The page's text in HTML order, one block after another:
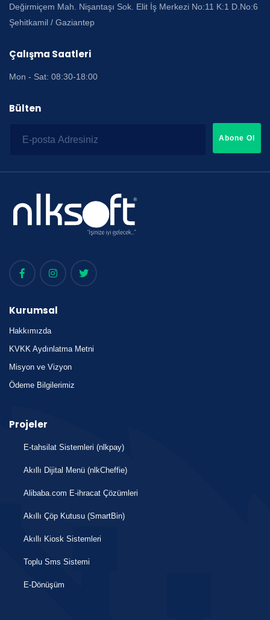
Değirmiçem Mah. Nişantaşı Sok. Elit İş Merkezi No:11 K:1 D.No:6
Şehitkamil / Gaziantep
Çalışma Saatleri
Mon - Sat: 08:30-18:00
Bülten
Abone Ol
Kurumsal
Hakkımızda
KVKK Aydınlatma Metni
Misyon ve Vizyon
Ödeme Bilgilerimiz
Projeler
E-tahsilat Sistemleri (nlkpay)
Akıllı Dijital Menü (nlkCheffie)
Alibaba.com E-ihracat Çözümleri
Akıllı Çöp Kutusu (SmartBin)
Akıllı Kiosk Sistemleri
Toplu Sms Sistemi
E-Dönüşüm